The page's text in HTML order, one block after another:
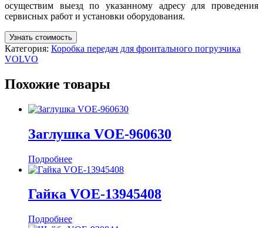
осуществим выезд по указанному адресу для проведения
сервисных работ и установки оборудования.
Узнать стоимость
Категория: Коробка передач для фронтального погрузчика
VOLVO
Похожие товары
Заглушка VOE-960630
Подробнее
Гайка VOE-13945408
Подробнее